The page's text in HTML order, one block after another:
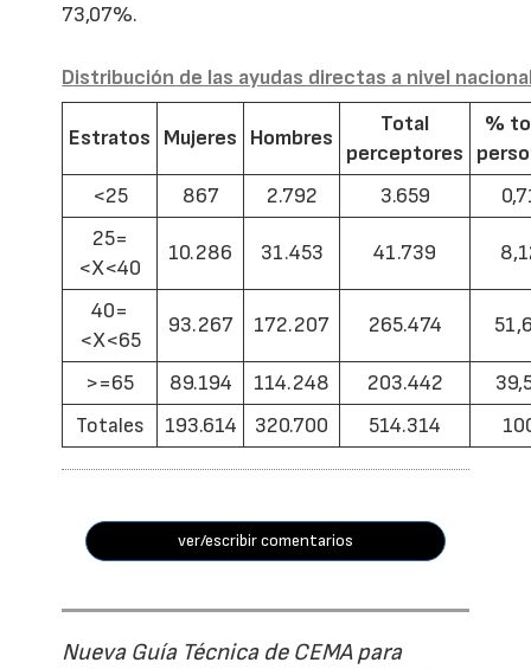
73,07%.
Distribución de las ayudas directas a nivel
Estratos Mujeres Hombres
Total
perceptores
%
<25
867 2.792 3.659
25=
<X<40
10.286 31.453 41.739
40=
<X<65
93.267 172.207 265.474
>=65 89.194 114.248 203.442
Totales
193.614 320.700 514.314
ver/escribir comentarios
Nueva Guía Técnica de CEMA para